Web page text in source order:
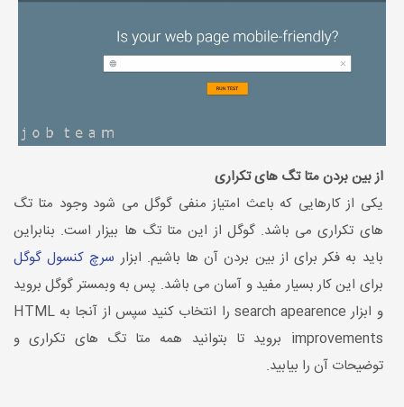
از بین بردن متا تگ های تکراری
یکی از کارهایی که باعث امتیاز منفی گوگل می شود وجود متا تگ
های تکراری می باشد. گوگل از این متا تگ ها بیزار است. بنابراین
باید به فکر برای از بین بردن آن ها باشیم. ابزار سرچ کنسول گوگل
برای این کار بسیار مفید و آسان می باشد. پس به وبمستر گوگل بروید
و ابزار search apearence را انتخاب کنید سپس از آنجا به HTML
improvements بروید تا بتوانید همه متا تگ های تکراری و
توضیحات آن را بیابید.